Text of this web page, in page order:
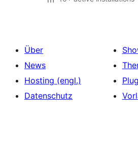
Über
News
Hosting (engl.)
Datenschutz